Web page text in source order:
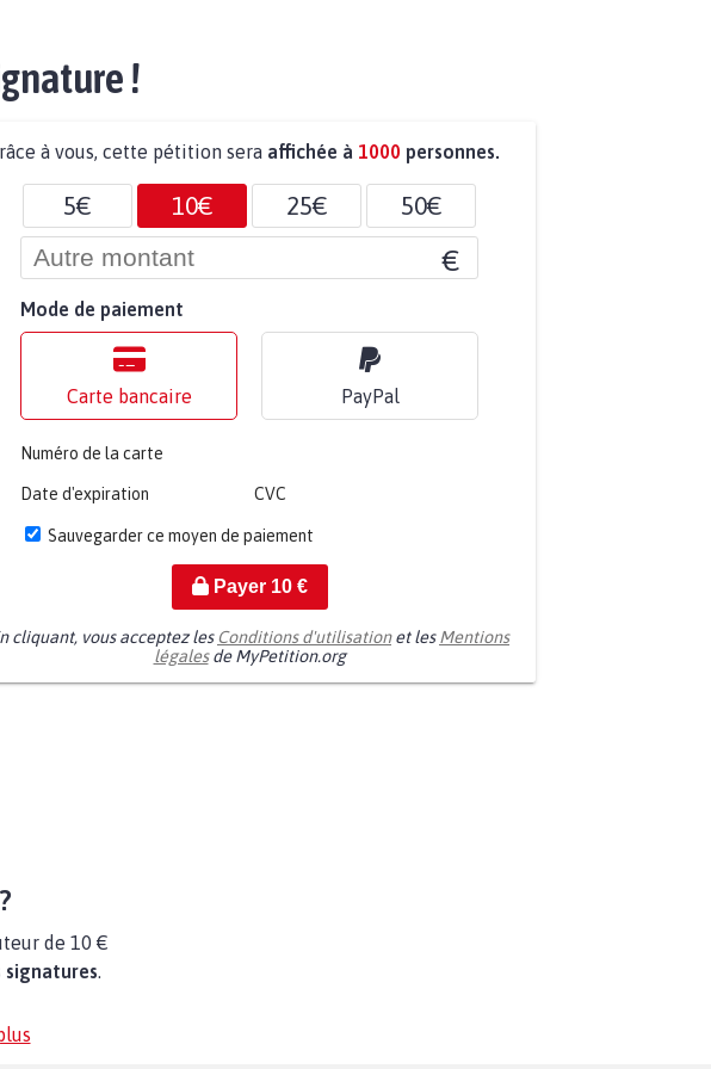
!
à vous, cette pétition sera affichée à 1000 personnes.
5€ 10€ 25€ 50€
€
Mode de paiement
Carte bancaire PayPal
Numéro de la carte
Date d'expiration CVC
Sauvegarder ce moyen de paiement
Payer 10€
cliquant, vous acceptez les Conditions d'utilisationet lesMentions
légalesde MyPetition.org
de 10 €
signatures.